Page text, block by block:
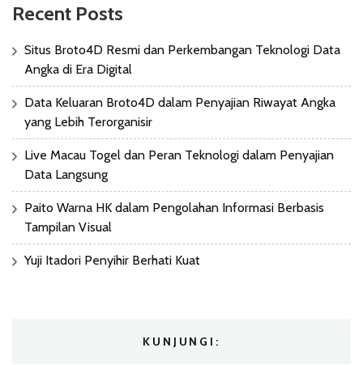
Recent Posts
Situs Broto4D Resmi dan Perkembangan Teknologi Data
Angka di Era Digital
Data Keluaran Broto4D dalam Penyajian Riwayat Angka
yang Lebih Terorganisir
Live Macau Togel dan Peran Teknologi dalam Penyajian
Data Langsung
Paito Warna HK dalam Pengolahan Informasi Berbasis
Tampilan Visual
Yuji Itadori Penyihir Berhati Kuat
KUNJUNGI: